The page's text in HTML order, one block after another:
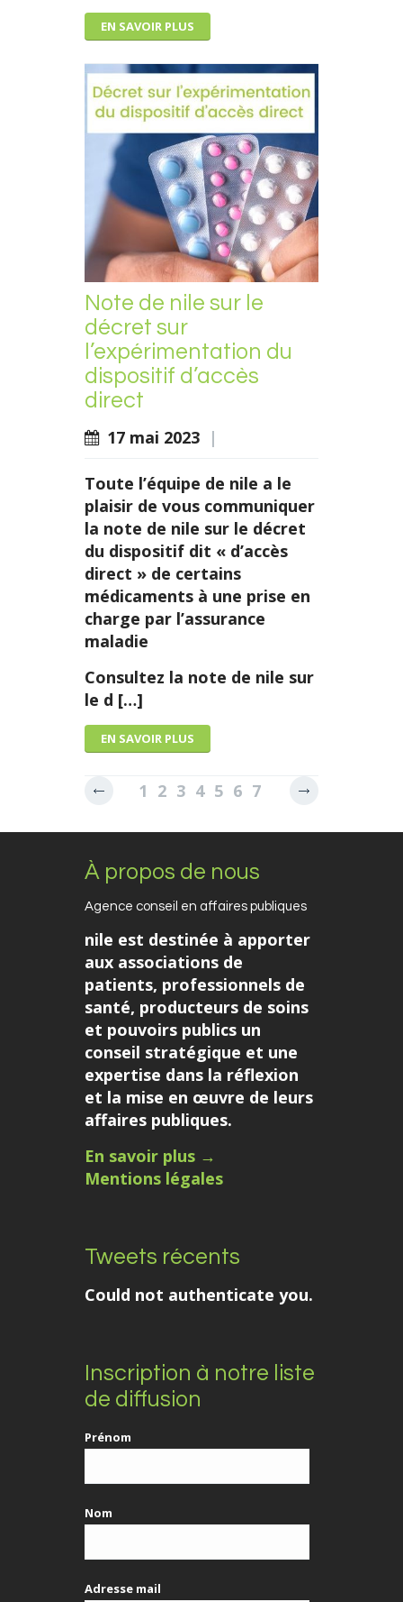
EN SAVOIR PLUS
Note de nile sur le
décret sur
l’expérimentation du
dispositif d’accès
direct
17 mai 2023 |
Toute l’équipe de nile a le
plaisir de vous communiquer
la note de nile sur le décret
du dispositif dit « d’accès
direct » de certains
médicaments à une prise en
charge par l’assurance
maladie
Consultez la note de nile sur
le d […]
EN SAVOIR PLUS
1 2 3 4 5 6 7
À propos de nous
Agence conseil en affaires publiques
nile est destinée à apporter
aux associations de
patients, professionnels de
santé, producteurs de soins
et pouvoirs publics un
conseil stratégique et une
expertise dans la réflexion
et la mise en œuvre de leurs
affaires publiques.
En savoir plus →
Mentions légales
Tweets récents
Could not authenticate you.
Inscription à notre liste
de diffusion
Prénom
Nom
Adresse mail